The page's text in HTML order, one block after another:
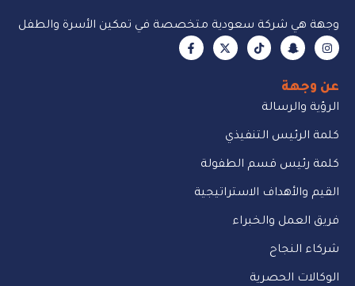
وجهة هي شركة سعودية متخصصة في تمكين الأسرة والطفل
عن وجهة
الرؤية والرسالة
كلمة الرئيس التنفيذي
كلمة رئيس قسم الطفولة
القيم والأهداف الاستراتيجية
فريق العمل والخبراء
شركاء النجاح
الوكالات الحصرية